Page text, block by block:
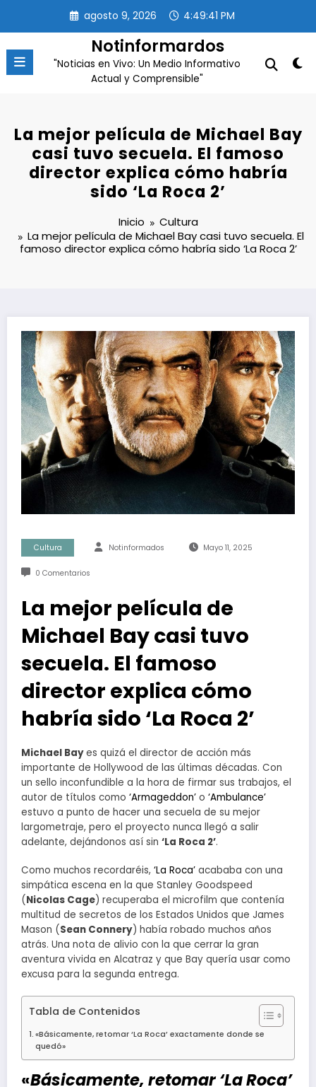
contenido
agosto 9, 2026 4:49:42 PM
Notinformardos
"Noticias en Vivo: Un Medio Informativo
Actual y Comprensible"
La mejor película de Michael Bay
casi tuvo secuela. El famoso
director explica cómo habría
sido ‘La Roca 2’
Inicio
Cultura
La mejor película de Michael Bay casi tuvo secuela. El
famoso director explica cómo habría sido ‘La Roca 2’
Cultura Notinformados Mayo 11, 2025
0 Comentarios
La mejor película de
Michael Bay casi tuvo
secuela. El famoso
director explica cómo
habría sido ‘La Roca 2’
Michael Bayes quizá el director de acción más
importante de Hollywood de las últimas décadas. Con
un sello inconfundible a la hora de firmar sus trabajos, el
autor de títulos como ‘Armageddon’ o ‘Ambulance’
estuvo a punto de hacer una secuela de su mejor
largometraje, pero el proyecto nunca llegó a salir
adelante, dejándonos así sin ‘La Roca 2’.
Como muchos recordaréis, ‘La Roca’ acababa con una
simpática escena en la que Stanley Goodspeed
(Nicolas Cage) recuperaba el microfilm que contenía
multitud de secretos de los Estados Unidos que James
Mason (Sean Connery) había robado muchos años
atrás. Una nota de alivio con la que cerrar la gran
aventura vivida en Alcatraz y que Bay quería usar como
excusa para la segunda entrega.
Tabla de Contenidos
«Básicamente, retomar ‘La Roca’ exactamente donde se
quedó»
«Básicamente, retomar ‘La Roca’